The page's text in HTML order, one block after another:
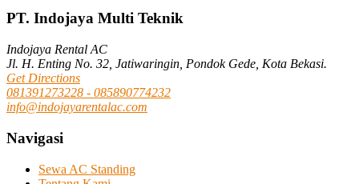
PT. Indojaya Multi Teknik
Indojaya Rental AC
Jl. H. Enting No. 32, Jatiwaringin, Pondok Gede, Kota Bekasi.
Get Directions
081391273228 - 085890774232
info@indojayarentalac.com
Navigasi
Sewa AC Standing